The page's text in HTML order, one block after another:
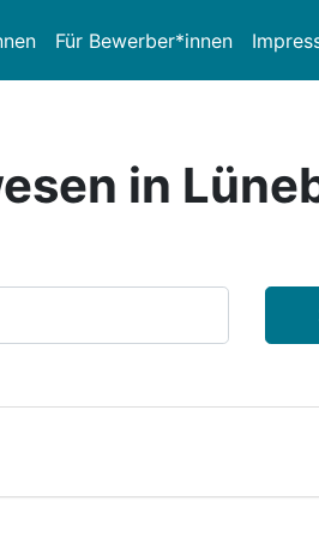
Für Bewerber*innen
in